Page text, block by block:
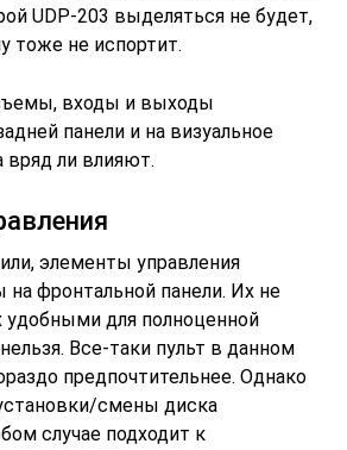
UDP-203 выделяться не будет,
тоже не испортит.
входы и выходы
панели и на визуальное
вряд ли влияют.
элементы управления
фронтальной панели. Их не
удобными для полноценной
Все-таки пульт в данном
предпочтительнее. Однако
смены диска
случае подходит к